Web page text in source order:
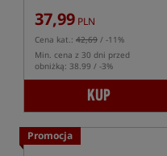
37,99 PLN
Cena kat.: 42,69 / -11%
Min. cena z 30 dni przed
obniżką: 38.99 / -3%
KUP
Promocja